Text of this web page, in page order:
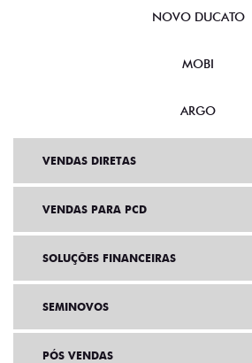
NOVO DUCATO
MOBI
ARGO
VENDAS DIRETAS
VENDAS PARA PCD
SOLUÇÕES FINANCEIRAS
SEMINOVOS
PÓS VENDAS